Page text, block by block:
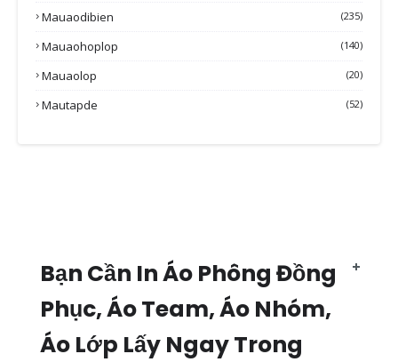
Mauaodibien (235)
Mauaohoplop (140)
Mauaolop (20)
Mautapde (52)
Bạn Cần In Áo Phông Đồng
Phục, Áo Team, Áo Nhóm,
Áo Lớp Lấy Ngay Trong